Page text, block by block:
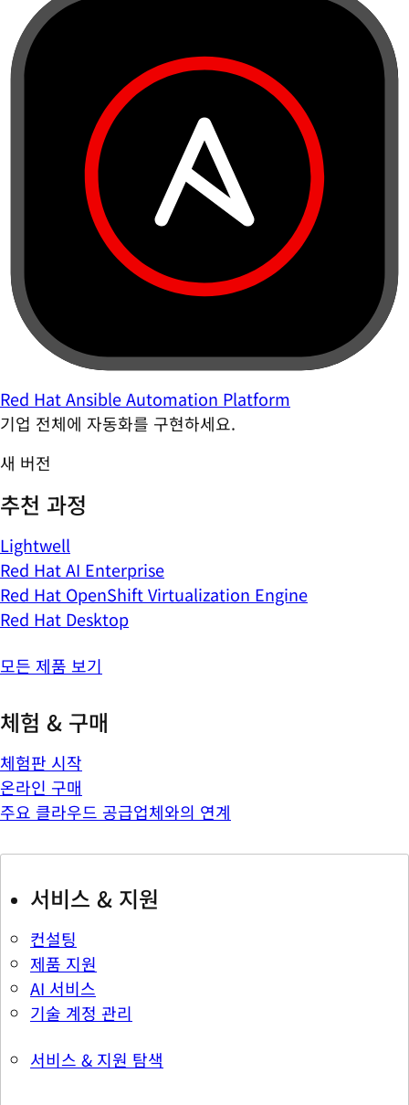
Red Hat Ansible Automation Platform
기업 전체에 자동화를 구현하세요.
새 버전
추천 과정
Lightwell
Red Hat AI Enterprise
Red Hat OpenShift Virtualization Engine
Red Hat Desktop
모든 제품 보기
체험 & 구매
체험판 시작
온라인 구매
주요 클라우드 공급업체와의 연계
서비스 & 지원
컨설팅
제품 지원
AI 서비스
기술 계정 관리
서비스 & 지원 탐색